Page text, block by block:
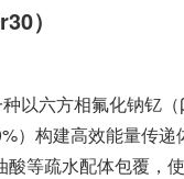
）
以六方相氟化钠钇
）构建高效能量传
等疏水配体包覆，